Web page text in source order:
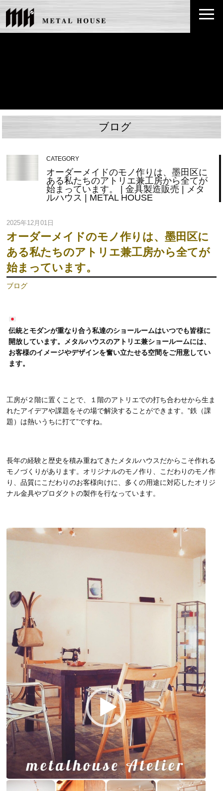
ブログ
CATEGORY
オーダーメイドのモノ作りは、墨田区に
ある私たちのアトリエ兼工房から全てが
始まっています。 | 金具製造販売 | メタ
ルハウス | METAL HOUSE
2025年12月01日
オーダーメイドのモノ作りは、墨田区に
ある私たちのアトリエ兼工房から全てが
始まっています。
ブログ
伝統とモダンが重なり合う私達のショールームはいつでも皆様に
開放しています。メタルハウスのアトリエ兼ショールームには、
お客様のイメージやデザインを奮い立たせる空間をご用意してい
ます。
工房が２階に置くことで、１階のアトリエでの打ち合わせから生ま
れたアイデアや課題をその場で解決することができます。”鉄（課
題）は熱いうちに打て”ですね。
長年の経験と歴史を積み重ねてきたメタルハウスだからこそ作れる
モノづくりがあります。オリジナルのモノ作り、こだわりのモノ作
り、品質にこだわりのお客様向けに、多くの用途に対応したオリジ
ナル金具やプロダクトの製作を行なっています。
動
画
ー